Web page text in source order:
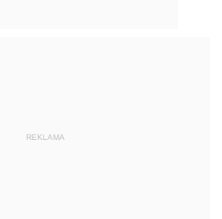
REKLAMA